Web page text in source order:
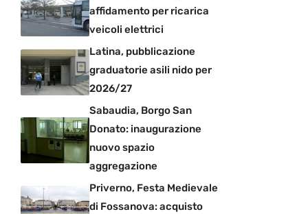
affidamento per ricarica
veicoli elettrici
Latina, pubblicazione
graduatorie asili nido per
2026/27
Sabaudia, Borgo San
Donato: inaugurazione
nuovo spazio
aggregazione
Priverno, Festa Medievale
di Fossanova: acquisto